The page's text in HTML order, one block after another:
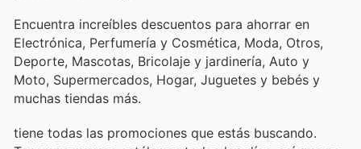
Encuentra increíbles descuentos para ahorrar en
Electrónica, Perfumería y Cosmética, Moda, Otros,
Deporte, Mascotas, Bricolaje y jardinería, Auto y
Moto, Supermercados, Hogar, Juguetes y bebés y
muchas tiendas más.
tiene todas las promociones que estás buscando.